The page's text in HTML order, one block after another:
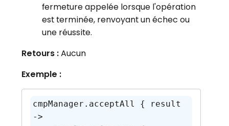
fermeture appelée lorsque l'opération
est terminée, renvoyant un échec ou
une réussite.
Retours :Aucun
Exemple :
cmpManager.acceptAll { result
->